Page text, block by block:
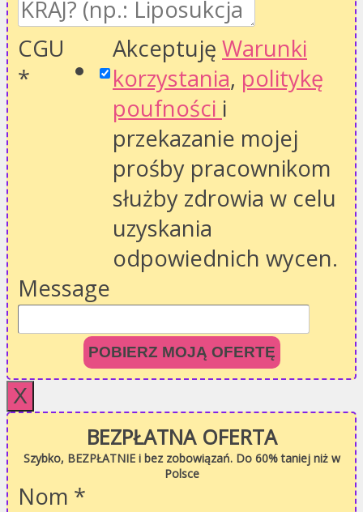
CGU
*
Akceptuję Warunki
korzystania, politykę
poufności i
przekazanie mojej
prośby pracownikom
służby zdrowia w celu
uzyskania
odpowiednich wycen.
Message
POBIERZ MOJĄ OFERTĘ
X
BEZPŁATNA OFERTA
Szybko, BEZPŁATNIE i bez zobowiązań. Do 60% taniej niż w
Polsce
Nom *